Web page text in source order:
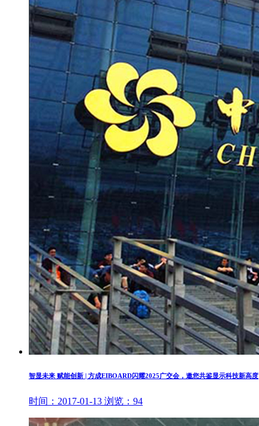
智显未来 赋能创新 | 方成EIBOARD闪耀2025广交会，邀您共鉴显示科技新高度
时间： 2017-01-13 浏览： 94